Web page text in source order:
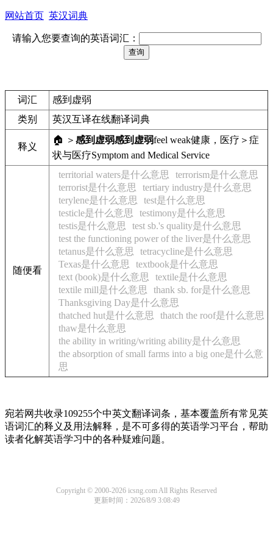
网站首页 英汉词典
请输入您要查询的英语词汇：
词汇
感到虚弱
类别
英汉互译在线翻译词典
释义
🏠 ＞ 感到虚弱感到虚弱feel weak健康，医疗＞症
状与医疗Symptom and Medical Service
随便看
territorial waters是什么意思
terrorism是什么意思
terrorist是什么意思
tertiary industry是什么意思
terylene是什么意思
test是什么意思
testicle是什么意思
testimony是什么意思
testis是什么意思
test sb.'s quality是什么意思
test the functioning power of the liver是什么意思
tetanus是什么意思
tetracycline是什么意思
Texas是什么意思
textbook是什么意思
text (book)是什么意思
textile是什么意思
textile mill是什么意思
thank sb. for是什么意思
Thanksgiving Day是什么意思
thatched hut是什么意思
thatch the roof是什么意思
thaw是什么意思
the ability in writing/writing ability是什么意思
the absorption of small farms into a big one是什么意
思
宛若网共收录109255个中英文翻译词条，基本覆盖所有常见英
语词汇的释义及用法解释，是不可多得的英语学习平台，帮助
读者化解英语学习中的各种疑难问题。
Copyright © 2000-2026 icsng.com All Rights Reserved
更新时间：2026/8/9 3:08:49